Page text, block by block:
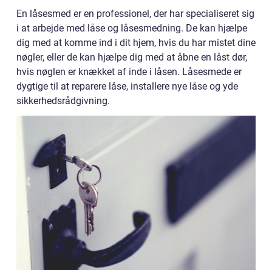
En låsesmed er en professionel, der har specialiseret sig
i at arbejde med låse og låsesmedning. De kan hjælpe
dig med at komme ind i dit hjem, hvis du har mistet dine
nøgler, eller de kan hjælpe dig med at åbne en låst dør,
hvis nøglen er knækket af inde i låsen. Låsesmede er
dygtige til at reparere låse, installere nye låse og yde
sikkerhedsrådgivning.